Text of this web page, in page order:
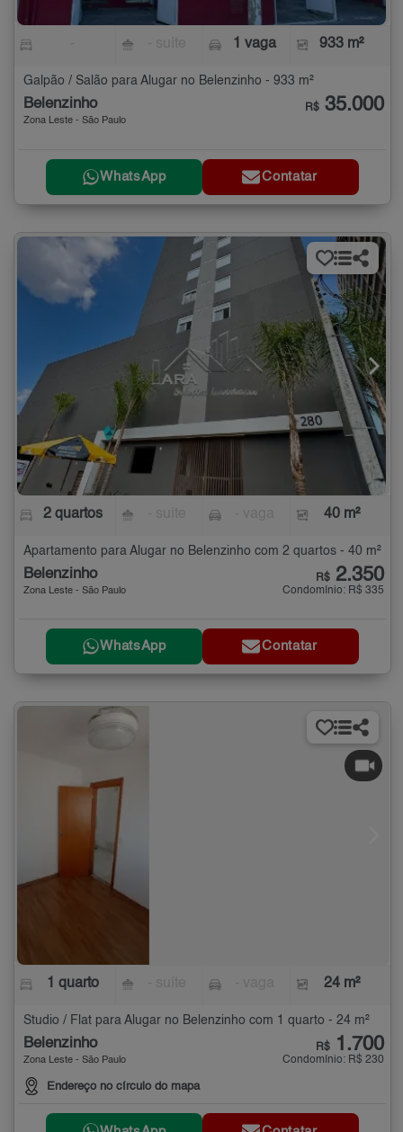
1 vaga 933 m²
Galpão / Salão para Alugar no Belenzinho - 933 m²
Belenzinho
Zona Leste - São Paulo
R$ 35.000
WhatsApp Contatar
2 quartos 40 m²
Apartamento para Alugar no Belenzinho com 2 quartos - 40 m²
Belenzinho
Zona Leste - São Paulo
R$ 2.350
Condomínio: R$ 335
WhatsApp Contatar
1 quarto 24 m²
Studio / Flat para Alugar no Belenzinho com 1 quarto - 24 m²
Belenzinho
Zona Leste - São Paulo
Endereço no círculo do mapa
R$ 1.700
Condomínio: R$ 230